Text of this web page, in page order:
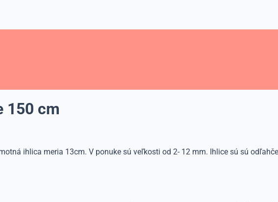
150 cm
ihlica meria 13cm. V ponuke sú veľkosti od 2- 12 mm. Ihlice sú sú